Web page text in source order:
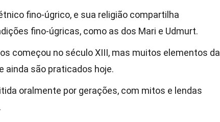
fino-úgrico, e sua religião compartilha
fino-úgricas, como as dos Mari e Udmurt.
começou no século XIII, mas muitos elementos da
ainda são praticados hoje.
oralmente por gerações, com mitos e lendas